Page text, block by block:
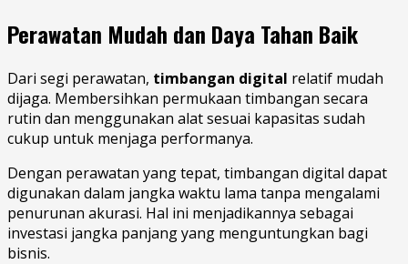
Perawatan Mudah dan Daya Tahan Baik
Dari segi perawatan, timbangan digital relatif mudah
dijaga. Membersihkan permukaan timbangan secara
rutin dan menggunakan alat sesuai kapasitas sudah
cukup untuk menjaga performanya.
Dengan perawatan yang tepat, timbangan digital dapat
digunakan dalam jangka waktu lama tanpa mengalami
penurunan akurasi. Hal ini menjadikannya sebagai
investasi jangka panjang yang menguntungkan bagi
bisnis.